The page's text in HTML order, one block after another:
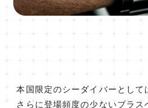
本国限定のシーダイバーとして
さらに登場頻度の少ないブラ